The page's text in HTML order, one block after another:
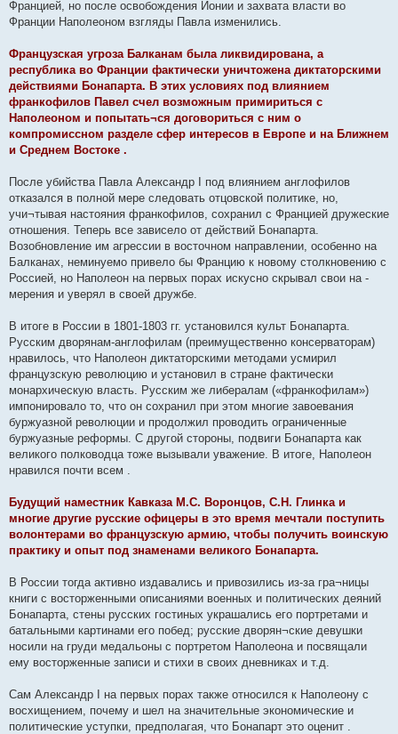
Францией, но после освобождения Ионии и захвата власти во
Франции Наполеоном взгляды Павла изменились.
Французская угроза Балканам была ликвидирована, а
республика во Франции фактически уничтожена диктаторскими
действиями Бонапарта. В этих условиях под влиянием
франкофилов Павел счел возможным примириться с
Наполеоном и попытать¬ся договориться с ним о
компромиссном разделе сфер интересов в Европе и на Ближнем
и Среднем Востоке .
После убийства Павла Александр I под влиянием англофилов
отказался в полной мере следовать отцовской политике, но,
учи¬тывая настояния франкофилов, сохранил с Францией дружеские
отношения. Теперь все зависело от действий Бонапарта.
Возобновление им агрессии в восточном направлении, особенно на
Балканах, неминуемо привело бы Францию к новому столкновению с
Россией, но Наполеон на первых порах искусно скрывал свои на -
мерения и уверял в своей дружбе.
В итоге в России в 1801-1803 гг. установился культ Бонапарта.
Русским дворянам-англофилам (преимущественно консерваторам)
нравилось, что Наполеон диктаторскими методами усмирил
французскую революцию и установил в стране фактически
монархическую власть. Русским же либералам («франкофилам»)
импонировало то, что он сохранил при этом многие завоевания
буржуазной революции и продолжил проводить ограниченные
буржуазные реформы. С другой стороны, подвиги Бонапарта как
великого полководца тоже вызывали уважение. В итоге, Наполеон
нравился почти всем .
Будущий наместник Кавказа М.С. Воронцов, С.Н. Глинка и
многие другие русские офицеры в это время мечтали поступить
волонтерами во французскую армию, чтобы получить воинскую
практику и опыт под знаменами великого Бонапарта.
В России тогда активно издавались и привозились из-за гра¬ницы
книги с восторженными описаниями военных и политических деяний
Бонапарта, стены русских гостиных украшались его портретами и
батальными картинами его побед; русские дворян¬ские девушки
носили на груди медальоны с портретом Наполеона и посвящали
ему восторженные записи и стихи в своих дневниках и т.д.
Сам Александр I на первых порах также относился к Наполеону с
восхищением, почему и шел на значительные экономические и
политические уступки, предполагая, что Бонапарт это оценит .